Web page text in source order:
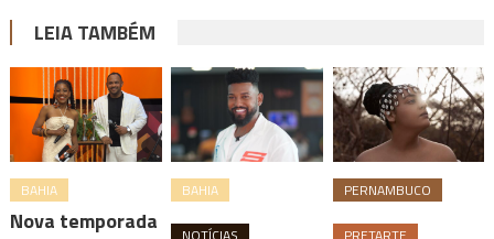
LEIA TAMBÉM
BAHIA
Nova temporada
BAHIA PERNAMBUCO